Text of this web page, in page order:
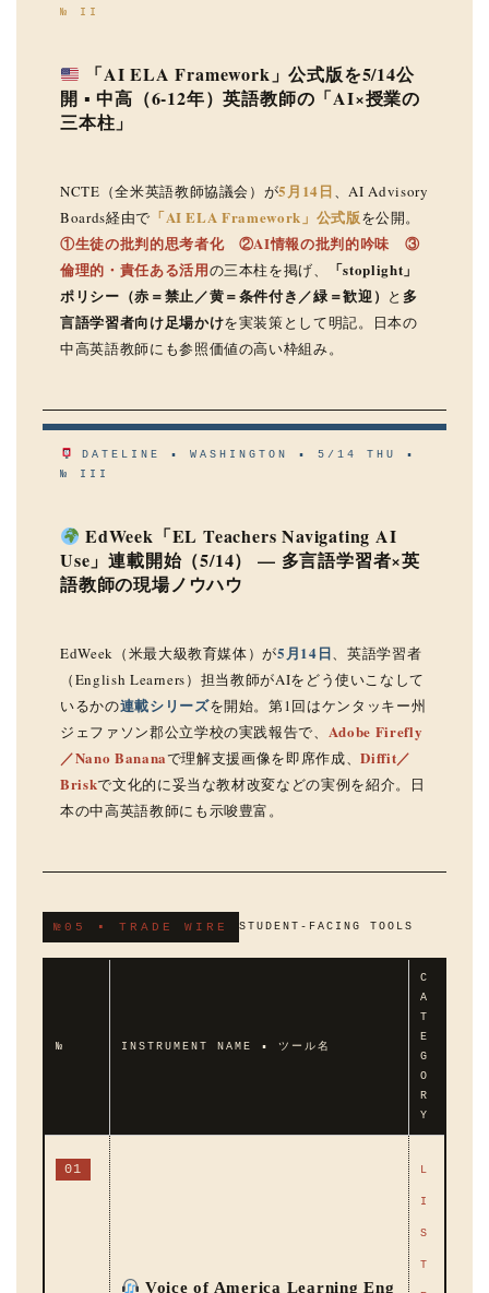
№ II
「AI ELA Framework」公式版を5/14公
開 ▪ 中高（6-12年）英語教師の「AI×授業の
三本柱」
NCTE（全米英語教師協議会）が5月14日、AI Advisory
Boards経由で 「AI ELA Framework」公式版を公開。
①生徒の批判的思考者化 ②AI情報の批判的吟味 ③
倫理的・責任ある活用の三本柱を掲げ、
「stoplight」
ポリシー（赤＝禁止／黄＝条件付き／緑＝歓迎） と 多
言語学習者向け足場かけを実装策として明記。日本の
中高英語教師にも参照価値の高い枠組み。
DATELINE ▪ WASHINGTON ▪ 5/14 THU ▪
№ III
EdWeek「EL Teachers Navigating AI
Use」連載開始（5/14） — 多言語学習者×英
語教師の現場ノウハウ
EdWeek（米最大級教育媒体）が5月14日、英語学習者
（English Learners）担当教師がAIをどう使いこなして
いるかの連載シリーズを開始。第1回はケンタッキー州
ジェファソン郡公立学校の実践報告で、 Adobe Firefly
／Nano Bananaで理解支援画像を即席作成、Diffit／
Briskで文化的に妥当な教材改変などの実例を紹介。日
本の中高英語教師にも示唆豊富。
№05 ▪ TRADE WIRE STUDENT-FACING TOOLS
№ INSTRUMENT NAME ▪ ツール名
C
A
T
E
G
O
R
Y
01
Voice of America Learning Eng
L
I
S
T